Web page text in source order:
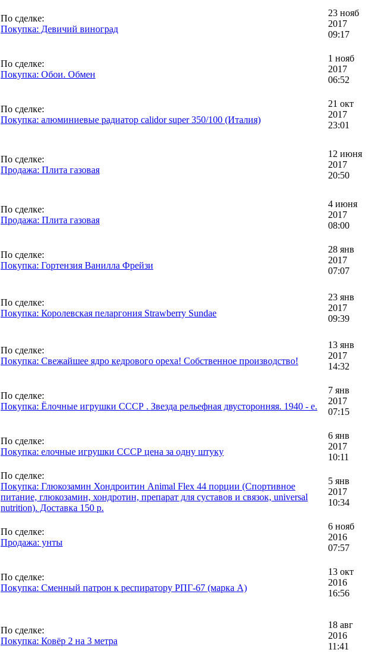
По сделке:
Покупка: Девичий виноград
23 нояб
2017
09:17
По сделке:
Покупка: Обои. Обмен
1 нояб
2017
06:52
По сделке:
Покупка: алюминиевые радиатор calidor super 350/100 (Италия)
21 окт
2017
23:01
По сделке:
Продажа: Плита газовая
12 июня
2017
20:50
По сделке:
Продажа: Плита газовая
4 июня
2017
08:00
По сделке:
Покупка: Гортензия Ванилла Фрейзи
28 янв
2017
07:07
По сделке:
Покупка: Королевская пеларгония Strawberry Sundae
23 янв
2017
09:39
По сделке:
Покупка: Свежайшее ядро кедрового ореха! Собственное производство!
13 янв
2017
14:32
По сделке:
Покупка: Ёлочные игрушки СССР . Звезда рельефная двусторонняя. 1940 - е.
7 янв
2017
07:15
По сделке:
Покупка: елочные игрушки СССР цена за одну штуку
6 янв
2017
10:11
По сделке:
Покупка: Глюкозамин Хондроитин Animal Flex 44 порции (Спортивное
питание, глюкозамин, хондротин, препарат для суставов и связок, universal
nutrition). Доставка 150 р.
5 янв
2017
10:34
По сделке:
Продажа: унты
6 нояб
2016
07:57
По сделке:
Покупка: Сменный патрон к респиратору РПГ-67 (марка А)
13 окт
2016
16:56
По сделке:
Покупка: Ковёр 2 на 3 метра
18 авг
2016
11:41